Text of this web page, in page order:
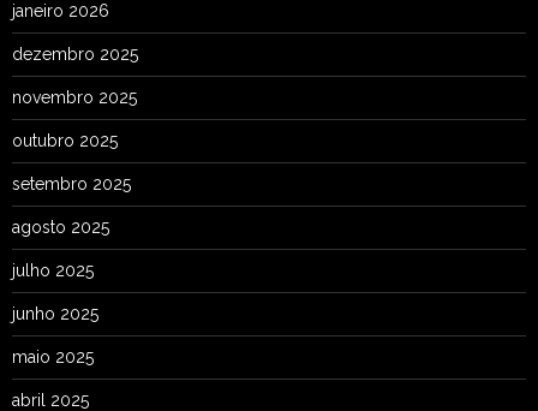
janeiro 2026
dezembro 2025
novembro 2025
outubro 2025
setembro 2025
agosto 2025
julho 2025
junho 2025
maio 2025
abril 2025